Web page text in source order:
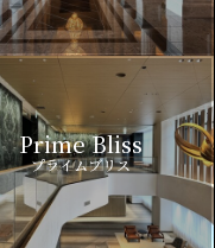
Prime Bliss
プライムブリス